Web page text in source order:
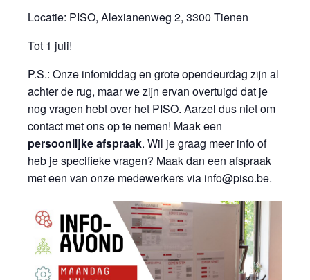
Locatie: PISO, Alexianenweg 2, 3300 Tienen
Tot 1 juli!
P.S.: Onze infomiddag en grote opendeurdag zijn al
achter de rug, maar we zijn ervan overtuigd dat je
nog vragen hebt over het PISO. Aarzel dus niet om
contact met ons op te nemen! Maak een
persoonlijke afspraak. Wil je graag meer info of
heb je specifieke vragen? Maak dan een afspraak
met een van onze medewerkers via info@piso.be.